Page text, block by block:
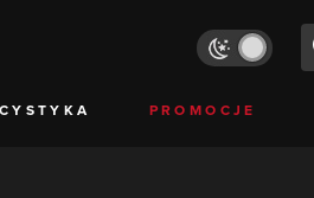
PROMOCJE